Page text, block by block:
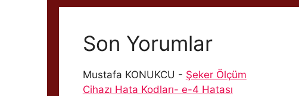
Son Yorumlar
Mustafa KONUKCU - Şeker Ölçüm
Cihazı Hata Kodları- e-4 Hatası